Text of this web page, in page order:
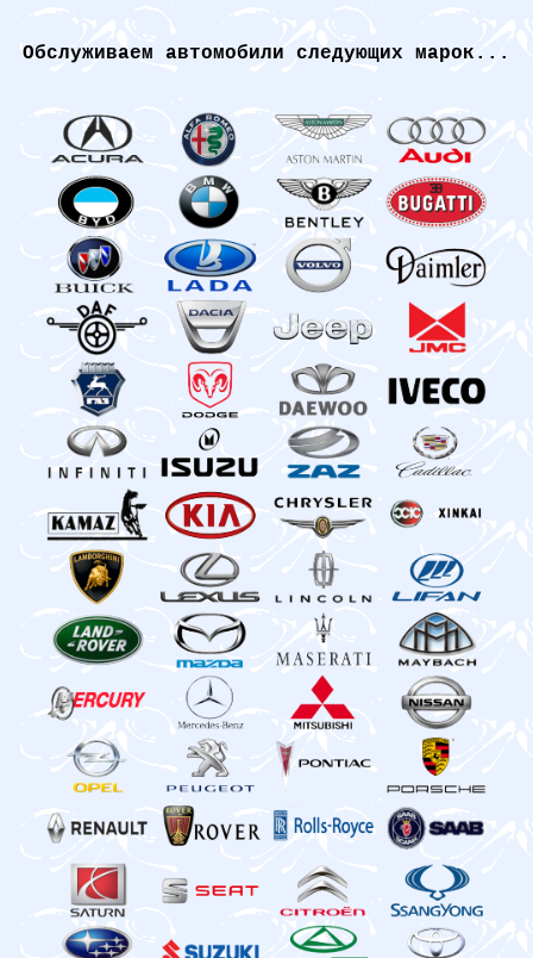
Обслуживаем автомобили следующих марок...